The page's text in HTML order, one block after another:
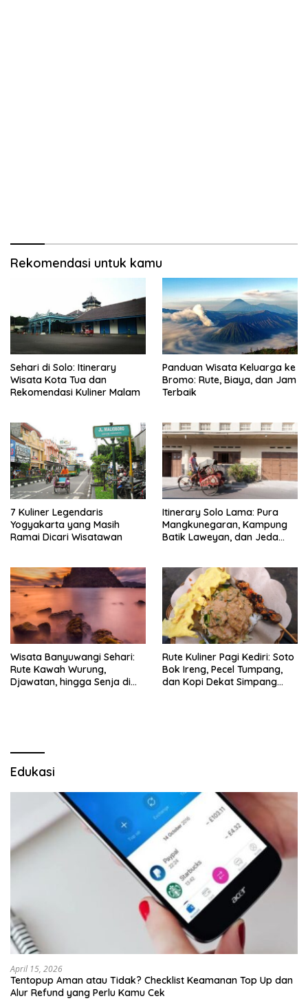
Rekomendasi untuk kamu
Sehari di Solo: Itinerary
Wisata Kota Tua dan
Rekomendasi Kuliner Malam
Panduan Wisata Keluarga ke
Bromo: Rute, Biaya, dan Jam
Terbaik
7 Kuliner Legendaris
Yogyakarta yang Masih
Ramai Dicari Wisatawan
Itinerary Solo Lama: Pura
Mangkunegaran, Kampung
Batik Laweyan, dan Jeda
Wisata Banyuwangi Sehari:
Rute Kawah Wurung,
Djawatan, hingga Senja di
Rute Kuliner Pagi Kediri: Soto
Bok Ireng, Pecel Tumpang,
dan Kopi Dekat Simpang
Edukasi
April 15, 2026
Tentopup Aman atau Tidak? Checklist Keamanan Top Up dan
Alur Refund yang Perlu Kamu Cek